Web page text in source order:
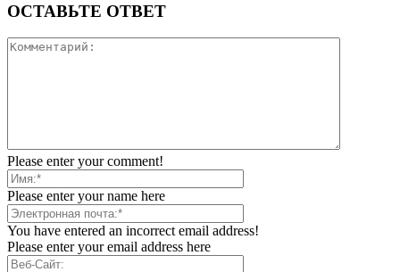
ОСТАВЬТЕ ОТВЕТ
Please enter your comment!
Please enter your name here
You have entered an incorrect email address!
Please enter your email address here